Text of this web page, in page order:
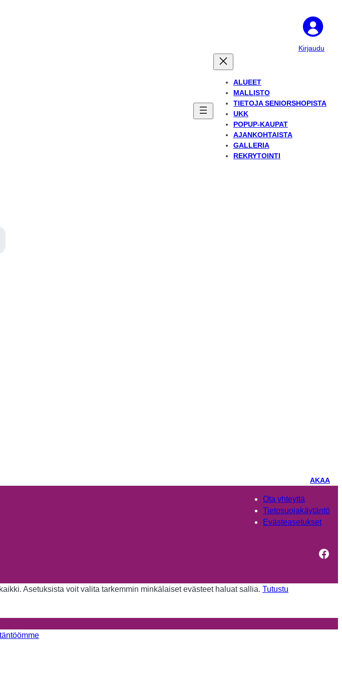
Kirjaudu
ALUEET
MALLISTO
TIETOJA SENIORSHOPISTA
UKK
POPUP-KAUPAT
AJANKOHTAISTA
GALLERIA
REKRYTOINTI
AKAA
Ota yhteyttä
Tietosuojakäytäntö
Evästeasetukset
Asetuksista voit valita tarkemmin minkälaiset evästeet haluat sallia. Tutustu